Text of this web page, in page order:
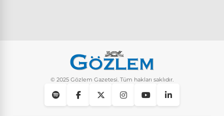
Instagram’da keşfet nasıl temizlenir?
© 2025 Gözlem Gazetesi. Tüm hakları saklıdır.